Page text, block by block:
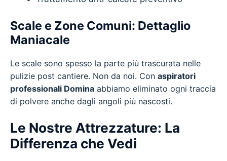
Scale e Zone Comuni: Dettaglio
Maniacale
Le scale sono spesso la parte più trascurata nelle
pulizie post cantiere. Non da noi. Con aspiratori
professionali Domina abbiamo eliminato ogni traccia
di polvere anche dagli angoli più nascosti.
Le Nostre Attrezzature: La
Differenza che Vedi